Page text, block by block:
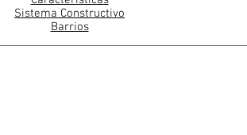
Sistema Constructivo
Barrios